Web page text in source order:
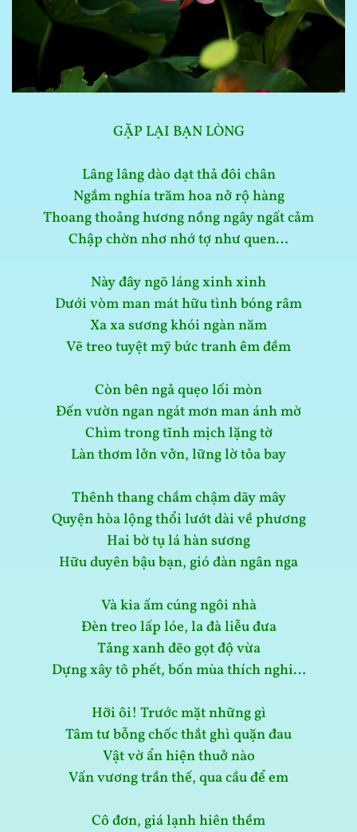
GẶP LẠI BẠN LÒNG
Lâng lâng dào dạt thả đôi chân
Ngắm nghía trăm hoa nở rộ hàng
Thoang thoảng hương nồng ngây ngất cảm
Chập chờn nhơ nhớ tợ như quen…
Này đây ngõ láng xinh xinh
Dưới vòm man mát hữu tình bóng râm
Xa xa sương khói ngàn năm
Vẽ treo tuyệt mỹ bức tranh êm đềm
Còn bên ngả quẹo lối mòn
Đến vườn ngan ngát mơn man ánh mờ
Chìm trong tĩnh mịch lặng tờ
Làn thơm lởn vởn, lững lờ tỏa bay
Thênh thang chầm chậm dãy mây
Quyện hòa lộng thổi lướt dài về phương
Hai bờ tụ lá hàn sương
Hữu duyên bậu bạn, gió đàn ngân nga
Và kia ấm cúng ngôi nhà
Đèn treo lấp lóe, la đà liễu đưa
Tảng xanh đẽo gọt độ vừa
Dựng xây tô phết, bốn mùa thích nghi…
Hỡi ôi! Trước mặt những gì
Tâm tư bỗng chốc thắt ghì quặn đau
Vật vờ ẩn hiện thuở nào
Vấn vương trần thế, qua cầu để em
Cô đơn, giá lạnh hiên thềm